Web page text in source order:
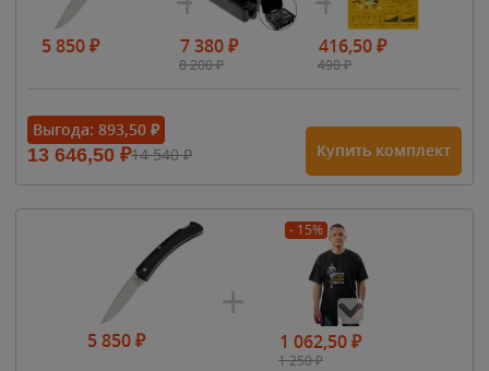
5 850₽ 7 380₽
8 200₽
416,50₽
490₽
Выгода: 893,50 ₽
13 646,50 ₽14 540₽ Купить комплект
5 850₽
- 15%
1 062,50₽
1 250₽